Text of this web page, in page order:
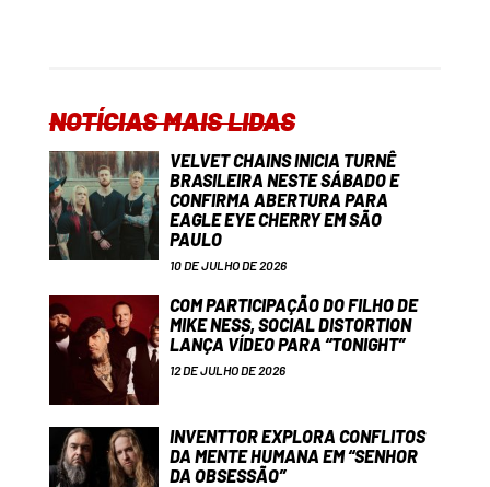
NOTÍCIAS MAIS LIDAS
VELVET CHAINS INICIA TURNÊ
BRASILEIRA NESTE SÁBADO E
CONFIRMA ABERTURA PARA
EAGLE EYE CHERRY EM SÃO
PAULO
10 DE JULHO DE 2026
COM PARTICIPAÇÃO DO FILHO DE
MIKE NESS, SOCIAL DISTORTION
LANÇA VÍDEO PARA “TONIGHT”
12 DE JULHO DE 2026
INVENTTOR EXPLORA CONFLITOS
DA MENTE HUMANA EM “SENHOR
DA OBSESSÃO”